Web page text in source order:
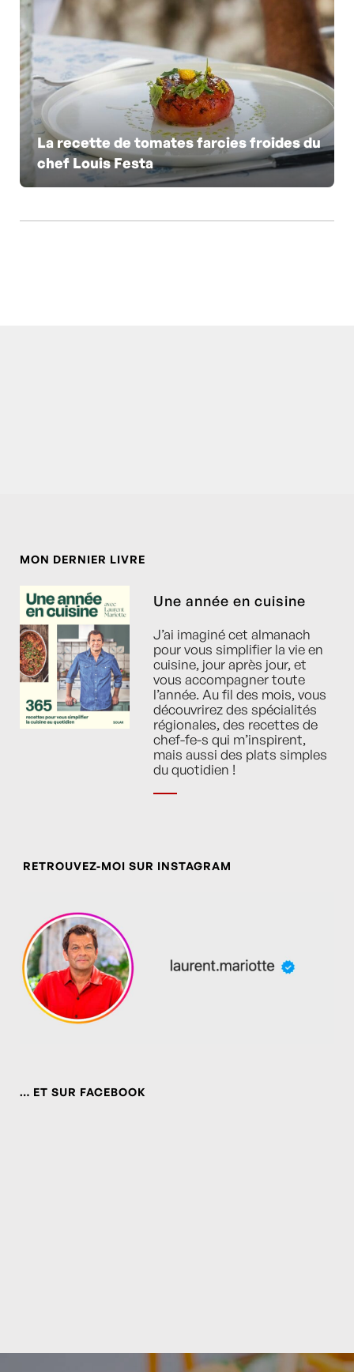
La recette de tomates farcies froides du
chef Louis Festa
MON DERNIER LIVRE
Une année en cuisine
J’ai imaginé cet almanach
pour vous simplifier la vie en
cuisine, jour après jour, et
vous accompagner toute
l’année. Au fil des mois, vous
découvrirez des spécialités
régionales, des recettes de
chef-fe-s qui m’inspirent,
mais aussi des plats simples
du quotidien !
RETROUVEZ-MOI SUR INSTAGRAM
… ET SUR FACEBOOK